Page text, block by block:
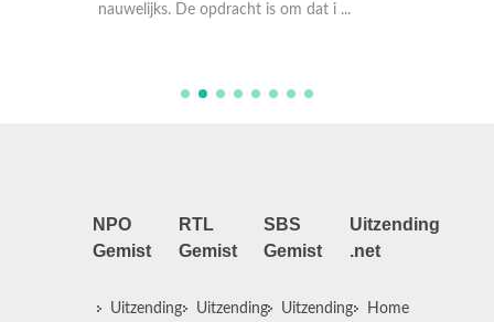
nauwelijks. De opdracht is om dat i ...
NPO
Gemist
Uitzending
RTL
Gemist
Uitzending
SBS
Gemist
Uitzending
Uitzending
.net
Home